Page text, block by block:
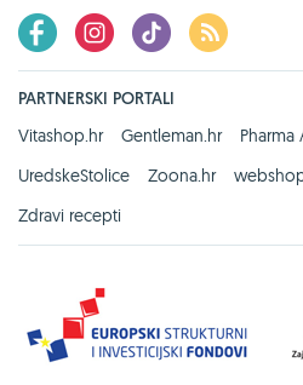
PARTNERSKI PORTALI
Vitashop.hr
Gentleman.hr
Pharma
UredskeStolice
Zoona.hr
Zdravi recepti